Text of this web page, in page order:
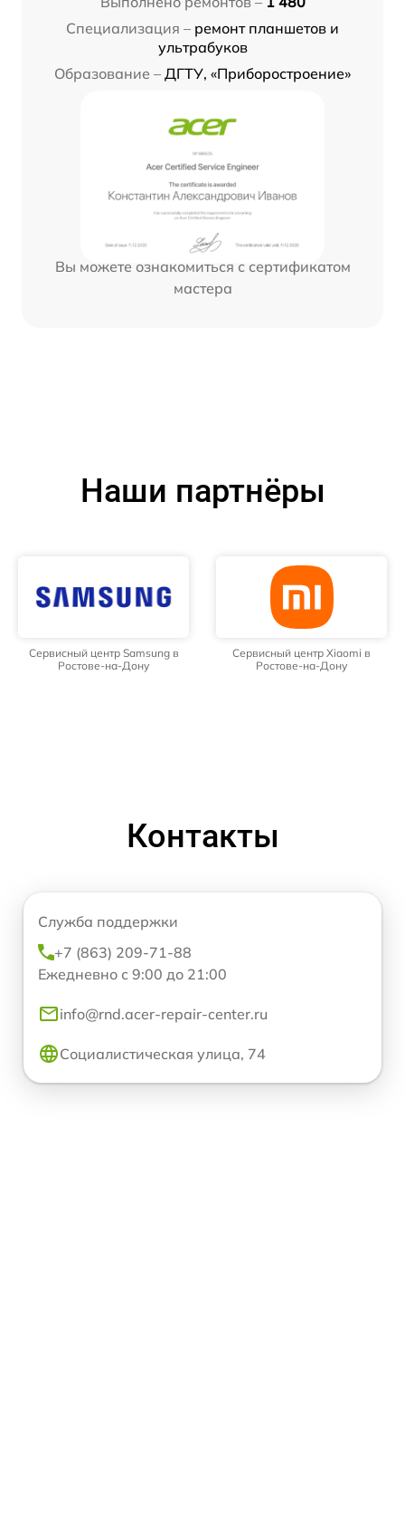
Специализация – ремонт планшетов и
ультрабуков
Образование – ДГТУ, «Приборостроение»
Вы можете ознакомиться с сертификатом
мастера
Наши партнёры
Сервисный центр Samsung в
Ростове-на-Дону
Сервисный центр Xiaomi в
Ростове-на-Дону
Контакты
Служба поддержки
+7 (863) 209-71-88
Ежедневно с 9:00 до 21:00
info@rnd.acer-repair-center.ru
Социалистическая улица, 74